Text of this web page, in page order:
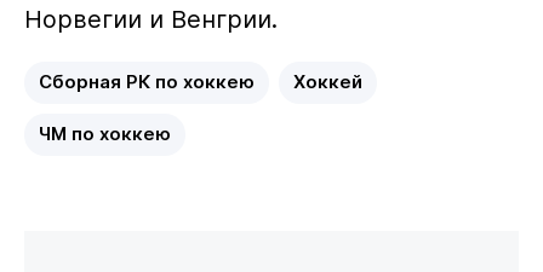
Норвегии и Венгрии.
Сборная РК по хоккею Хоккей
ЧМ по хоккею